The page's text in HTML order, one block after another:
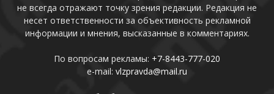
не всегда отражают точку зрения редакции. Редакция не
несет ответственности за объективность рекламной
информации и мнения, высказанные в комментариях.
По вопросам рекламы: +7-8443-777-020
e-mail: vlzpravda@mail.ru